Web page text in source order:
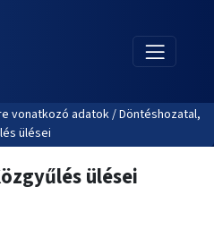
vonatkozó adatok / Döntéshozatal,
ülései
ülései